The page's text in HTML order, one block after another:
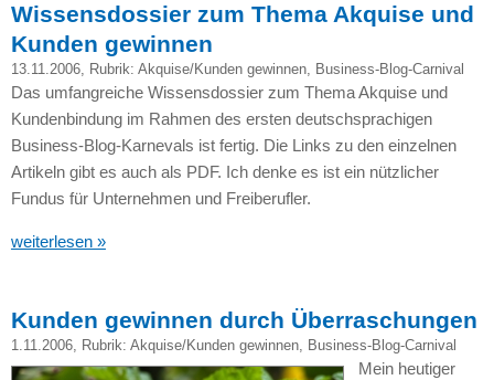
Wissensdossier zum Thema Akquise und
Kunden gewinnen
13.11.2006, Rubrik: Akquise/Kunden gewinnen, Business-Blog-Carnival
Das umfangreiche Wissensdossier zum Thema Akquise und
Kundenbindung im Rahmen des ersten deutschsprachigen
Business-Blog-Karnevals ist fertig. Die Links zu den einzelnen
Artikeln gibt es auch als PDF. Ich denke es ist ein nützlicher
Fundus für Unternehmen und Freiberufler.
weiterlesen »
Kunden gewinnen durch Überraschungen
1.11.2006, Rubrik: Akquise/Kunden gewinnen, Business-Blog-Carnival
Mein heutiger